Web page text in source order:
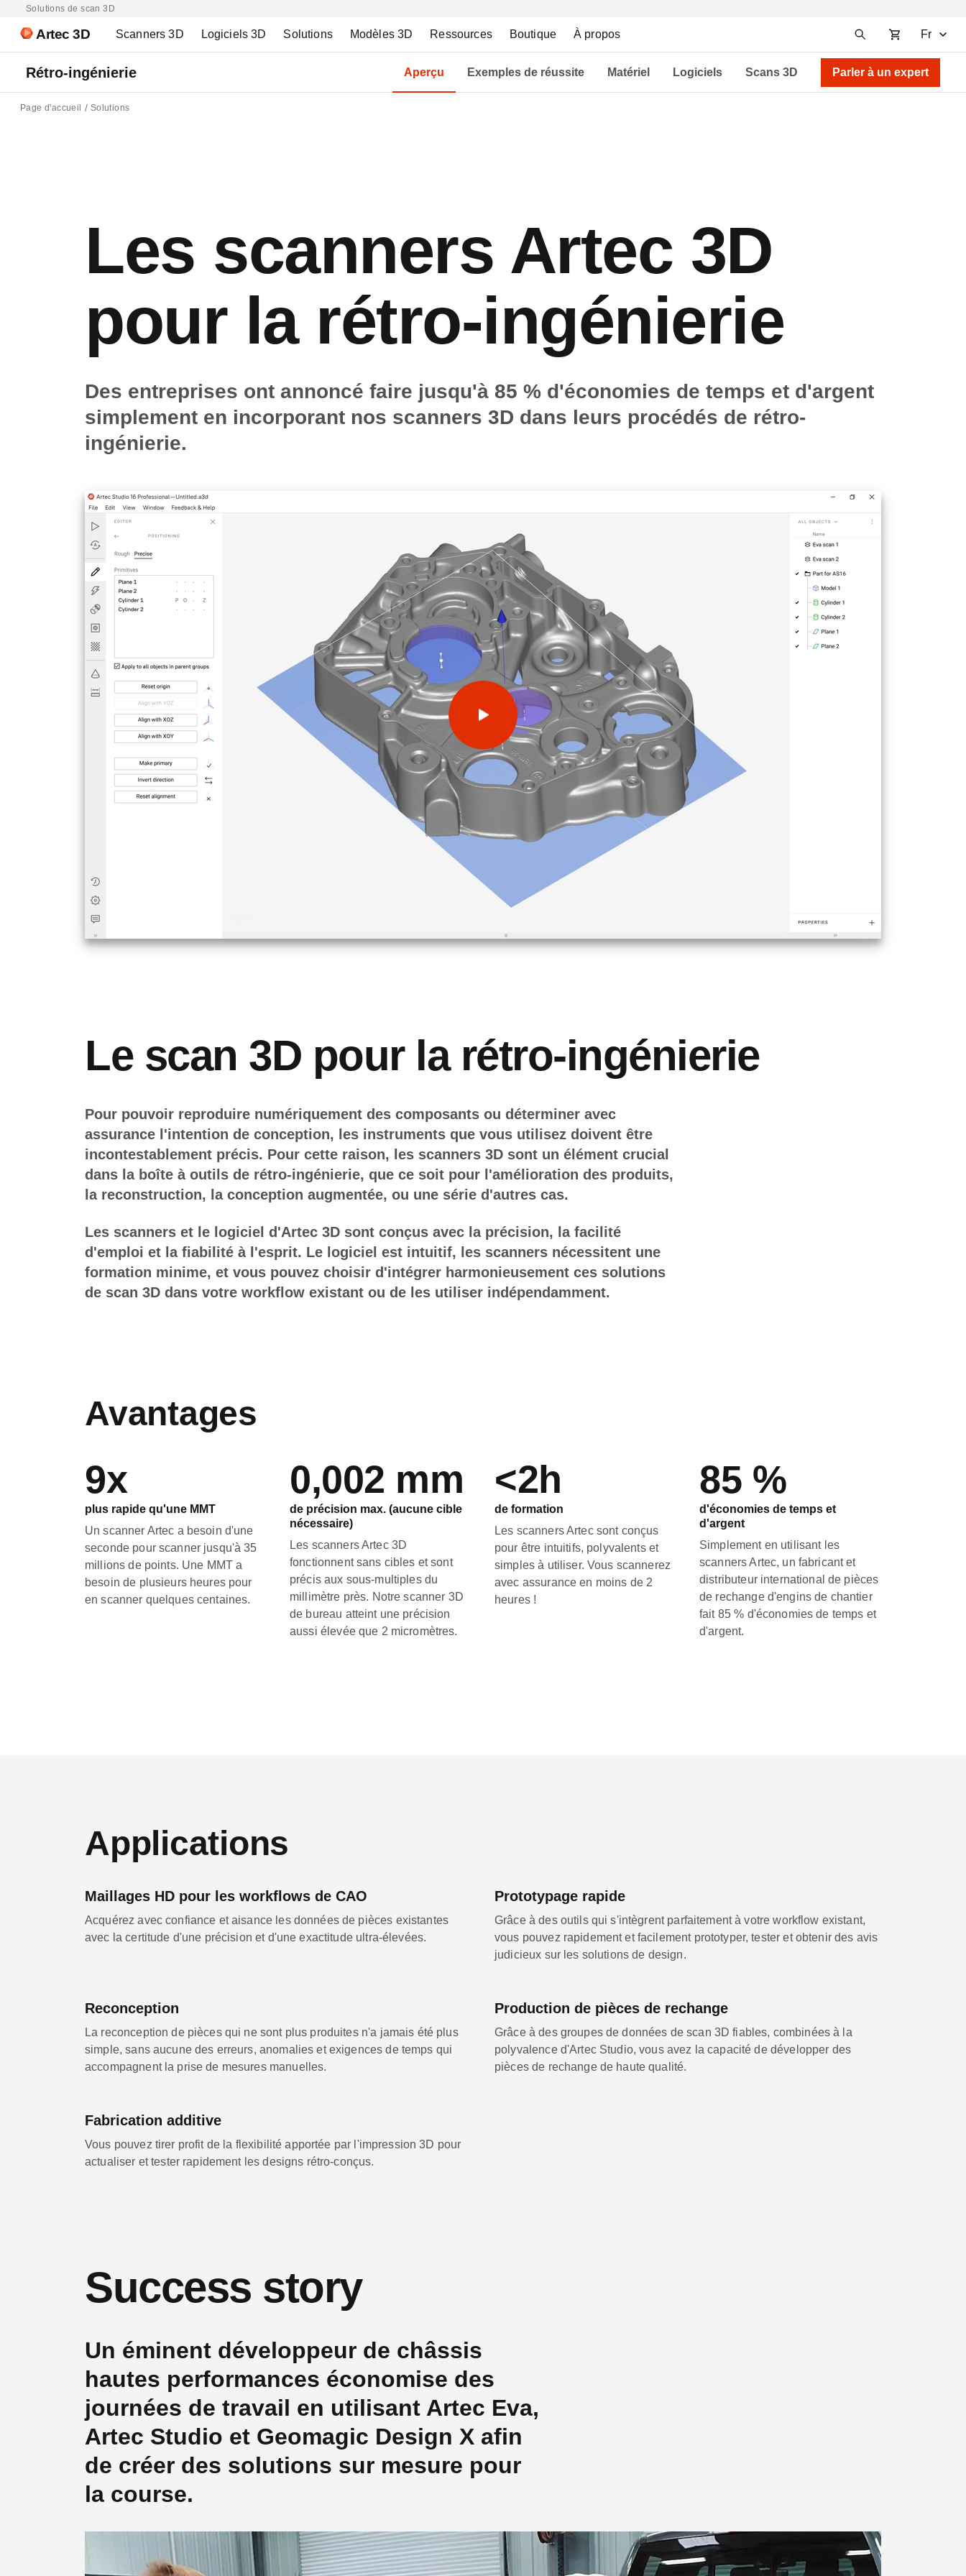
Solutions de scan 3D
Artec 3D Scanners 3D Logiciels 3D Solutions Modèles 3D Ressources Boutique À propos Fr
Rétro-ingénierie Aperçu Exemples de réussite Matériel Logiciels Scans 3D Parler à un expert
Page d'accueil Solutions
Les scanners Artec 3D
pour la rétro-ingénierie
Des entreprises ont annoncé faire jusqu'à 85 % d'économies de temps et d'argent
simplement en incorporant nos scanners 3D dans leurs procédés de rétro-
ingénierie.
Le scan 3D pour la rétro-ingénierie
Pour pouvoir reproduire numériquement des composants ou déterminer avec
assurance l'intention de conception, les instruments que vous utilisez doivent être
incontestablement précis. Pour cette raison, les scanners 3D sont un élément crucial
dans la boîte à outils de rétro-ingénierie, que ce soit pour l'amélioration des produits,
la reconstruction, la conception augmentée, ou une série d'autres cas.
Les scanners et le logiciel d'Artec 3D sont conçus avec la précision, la facilité
d'emploi et la fiabilité à l'esprit. Le logiciel est intuitif, les scanners nécessitent une
formation minime, et vous pouvez choisir d'intégrer harmonieusement ces solutions
de scan 3D dans votre workflow existant ou de les utiliser indépendamment.
Avantages
9x
plus rapide qu'une MMT
Un scanner Artec a besoin d'une
seconde pour scanner jusqu'à 35
millions de points. Une MMT a
besoin de plusieurs heures pour
en scanner quelques centaines.
0,002 mm
de précision max. (aucune cible
nécessaire)
Les scanners Artec 3D
fonctionnent sans cibles et sont
précis aux sous-multiples du
millimètre près. Notre scanner 3D
de bureau atteint une précision
aussi élevée que 2 micromètres.
<2h
de formation
Les scanners Artec sont conçus
pour être intuitifs, polyvalents et
simples à utiliser. Vous scannerez
avec assurance en moins de 2
heures !
85 %
d'économies de temps et
d'argent
Simplement en utilisant les
scanners Artec, un fabricant et
distributeur international de pièces
de rechange d'engins de chantier
fait 85 % d'économies de temps et
d'argent.
Applications
Maillages HD pour les workflows de CAO
Acquérez avec confiance et aisance les données de pièces existantes
avec la certitude d'une précision et d'une exactitude ultra-élevées.
Prototypage rapide
Grâce à des outils qui s'intègrent parfaitement à votre workflow existant,
vous pouvez rapidement et facilement prototyper, tester et obtenir des avis
judicieux sur les solutions de design.
Reconception
La reconception de pièces qui ne sont plus produites n'a jamais été plus
simple, sans aucune des erreurs, anomalies et exigences de temps qui
accompagnent la prise de mesures manuelles.
Production de pièces de rechange
Grâce à des groupes de données de scan 3D fiables, combinées à la
polyvalence d'Artec Studio, vous avez la capacité de développer des
pièces de rechange de haute qualité.
Fabrication additive
Vous pouvez tirer profit de la flexibilité apportée par l'impression 3D pour
actualiser et tester rapidement les designs rétro-conçus.
Success story
Un éminent développeur de châssis
hautes performances économise des
journées de travail en utilisant Artec Eva,
Artec Studio et Geomagic Design X afin
de créer des solutions sur mesure pour
la course.